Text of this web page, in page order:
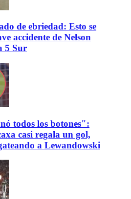
de ebriedad: Esto se
accidente de Nelson
5 Sur
todos los botones":
casi regala un gol,
a Lewandowski